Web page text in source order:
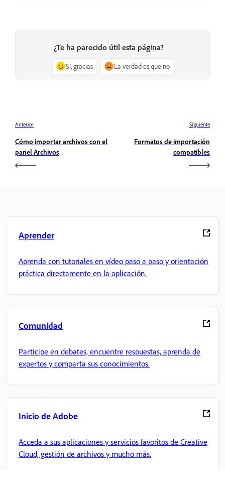
¿Te ha parecido útil esta página?
Sí, gracias La verdad es que no
Anterior
Cómo importar archivos con el
panel Archivos
Siguiente
Formatos de importación
compatibles
Aprender
Aprenda con tutoriales en vídeo paso a paso y orientación
práctica directamente en la aplicación.
Comunidad
Participe en debates, encuentre respuestas, aprenda de
expertos y comparta sus conocimientos.
Inicio de Adobe
Acceda a sus aplicaciones y servicios favoritos de Creative
Cloud, gestión de archivos y mucho más.